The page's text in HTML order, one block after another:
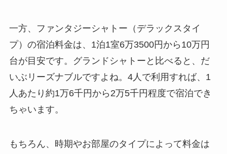
一方、ファンタジーシャトー（デラックスタイ
プ）の宿泊料金は、1泊1室6万3500円から10万円
台が目安です。グランドシャトーと比べると、だ
いぶリーズナブルですよね。4人で利用すれば、1
人あたり約1万6千円から2万5千円程度で宿泊でき
ちゃいます。
もちろん、時期やお部屋のタイプによって料金は